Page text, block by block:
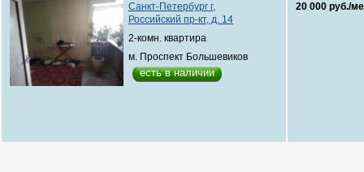
Санкт-Петербург г,
Российский пр-кт, д. 14
2-комн. квартира
м. Проспект Большевиков
есть в наличии
20 000 руб./